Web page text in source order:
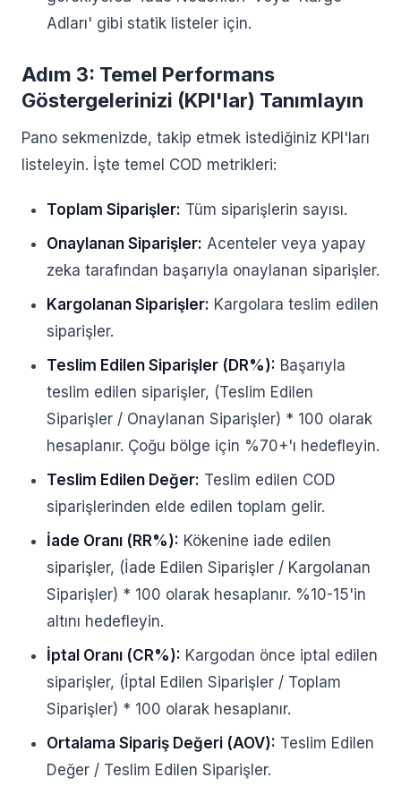
Adları' gibi statik listeler için.
Adım 3: Temel Performans
Göstergelerinizi (KPI'lar) Tanımlayın
Pano sekmenizde, takip etmek istediğiniz KPI'ları
listeleyin. İşte temel COD metrikleri:
Toplam Siparişler: Tüm siparişlerin sayısı.
Onaylanan Siparişler: Acenteler veya yapay
zeka tarafından başarıyla onaylanan siparişler.
Kargolanan Siparişler: Kargolara teslim edilen
siparişler.
Teslim Edilen Siparişler (DR%): Başarıyla
teslim edilen siparişler, (Teslim Edilen
Siparişler / Onaylanan Siparişler) * 100 olarak
hesaplanır. Çoğu bölge için %70+'ı hedefleyin.
Teslim Edilen Değer: Teslim edilen COD
siparişlerinden elde edilen toplam gelir.
İade Oranı (RR%): Kökenine iade edilen
siparişler, (İade Edilen Siparişler / Kargolanan
Siparişler) * 100 olarak hesaplanır. %10-15'in
altını hedefleyin.
İptal Oranı (CR%): Kargodan önce iptal edilen
siparişler, (İptal Edilen Siparişler / Toplam
Siparişler) * 100 olarak hesaplanır.
Ortalama Sipariş Değeri (AOV): Teslim Edilen
Değer / Teslim Edilen Siparişler.